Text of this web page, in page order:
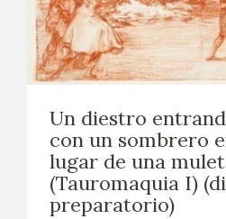
EL VIAJE DE GOYA
CATÁLOGO
GOYA EN EL MUNDO
GOYA EN ARAGÓN
PREMIO ARAGÓN GOYA
Un diestro
con un sombrero
lugar de una
(Tauromaquia I)
preparatorio)